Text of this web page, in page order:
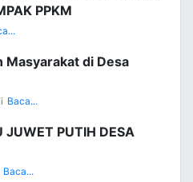
PPKM
Masyarakat di Desa
Baca...
JUWET PUTIH DESA
Baca...